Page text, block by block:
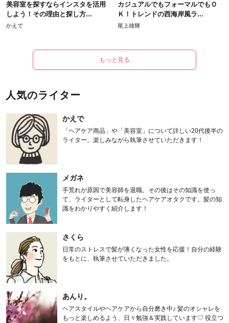
美容室を探すならインスタを活用
しよう！その理由と探し方...
かえで
カジュアルでもフォーマルでもＯ
Ｋ！トレンドの西海岸風ラ...
尾上雄輝
もっと見る
人気のライター
かえで
「ヘアケア商品」や「美容室」について詳しい20代後半の
ライター。楽しみながら執筆させていただきます！
メガネ
手荒れが原因で美容師を退職。その後はその知識を使っ
て、ライターとして転身したヘアケアオタクです。髪の知
識をわかりやすく紹介します！
さくら
日常のストレスで髪が薄くなった女性を応援！自分の経験
をもとに、執筆させていただきました。
あんり。
ヘアスタイルやヘアケアから自分磨き中♪ 髪のオシャレを
もっと楽しめるよう、日々勉強＆実践しています♡ 役立つ